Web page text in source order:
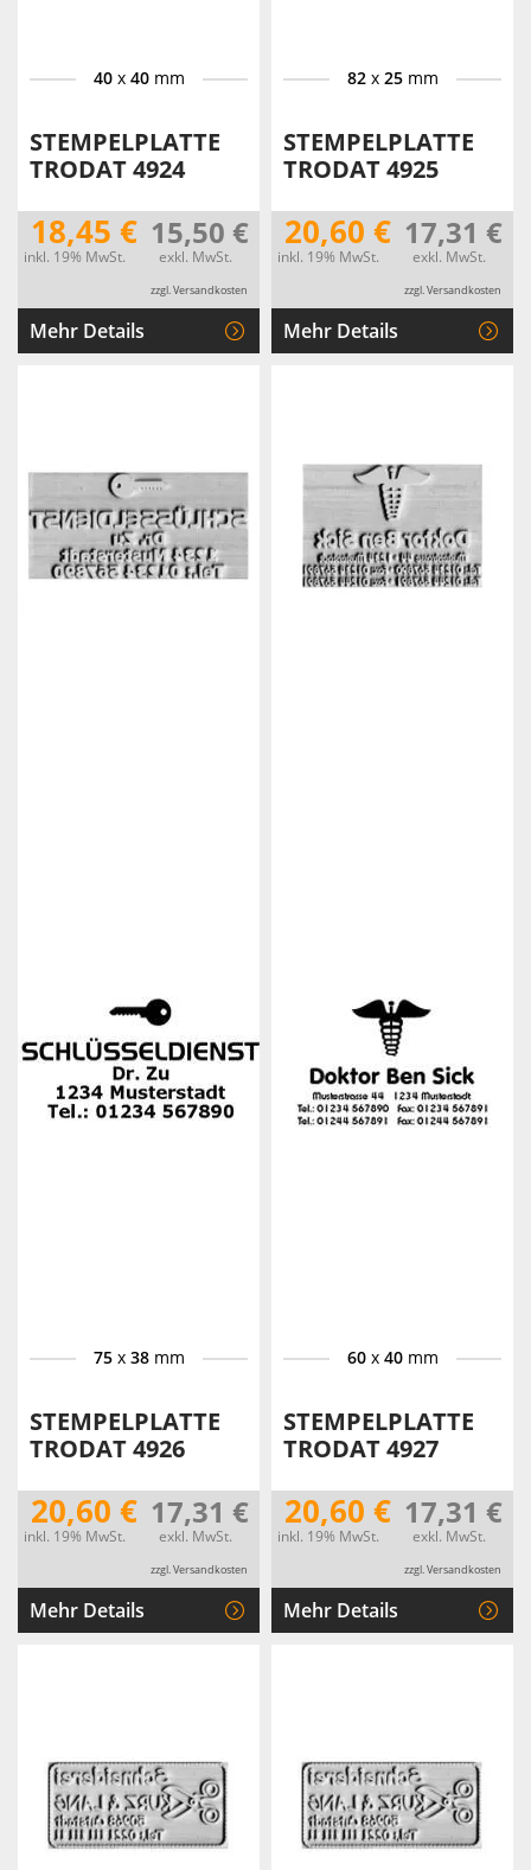
40x 40mm
STEMPELPLATTE
TRODAT 4924
18,45 €
inkl. 19% MwSt.
15,50 €
exkl. MwSt.
zzgl. Versandkosten
Mehr Details
82x 25mm
STEMPELPLATTE
TRODAT 4925
20,60 €
inkl. 19% MwSt.
17,31 €
exkl. MwSt.
zzgl. Versandkosten
Mehr Details
75x 38mm
STEMPELPLATTE
TRODAT 4926
20,60 €
inkl. 19% MwSt.
17,31 €
exkl. MwSt.
zzgl. Versandkosten
Mehr Details
60x 40mm
STEMPELPLATTE
TRODAT 4927
20,60 €
inkl. 19% MwSt.
17,31 €
exkl. MwSt.
zzgl. Versandkosten
Mehr Details